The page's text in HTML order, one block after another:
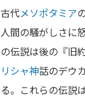
古代メソポタミア
人間の騒がしさに
の伝説は後の『旧
リシャ神話のデウ
る。これらの伝説